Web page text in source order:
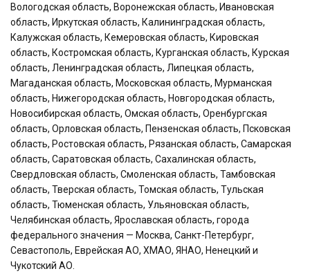
Вологодская область, Воронежская область, Ивановская
область, Иркутская область, Калининградская область,
Калужская область, Кемеровская область, Кировская
область, Костромская область, Курганская область, Курская
область, Ленинградская область, Липецкая область,
Магаданская область, Московская область, Мурманская
область, Нижегородская область, Новгородская область,
Новосибирская область, Омская область, Оренбургская
область, Орловская область, Пензенская область, Псковская
область, Ростовская область, Рязанская область, Самарская
область, Саратовская область, Сахалинская область,
Свердловская область, Смоленская область, Тамбовская
область, Тверская область, Томская область, Тульская
область, Тюменская область, Ульяновская область,
Челябинская область, Ярославская область, города
федерального значения — Москва, Санкт-Петербург,
Севастополь, Еврейская АО, ХМАО, ЯНАО, Ненецкий и
Чукотский АО.